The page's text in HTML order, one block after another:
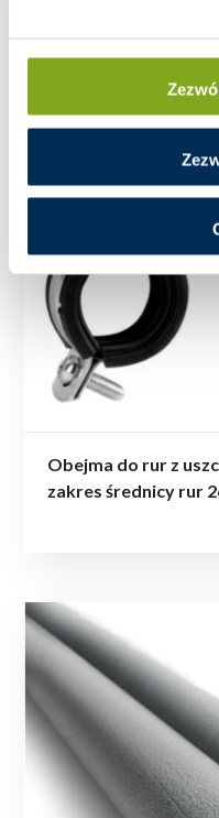
Obejma do rur z
zakres średnicy rur